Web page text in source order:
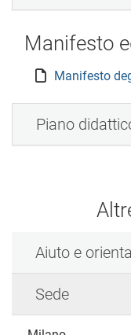
Manifesto
Manifesto
Piano
Aiuto e
Sede